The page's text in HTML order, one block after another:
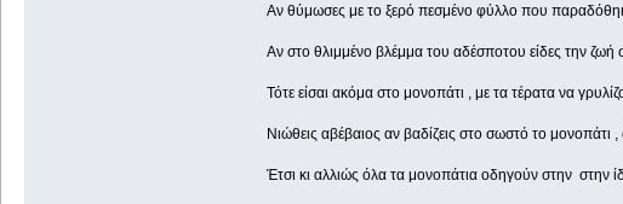
Αν θύμωσες με το ξερό πεσμένο φύλλο που
Αν στο θλιμμένο βλέμμα του αδέσποτου είδες την ζωή
Τότε είσαι ακόμα στο μονοπάτι , με τα τέρατα να
Νιώθεις αβέβαιος αν βαδίζεις στο σωστό το
Έτσι κι αλλιώς όλα τα μονοπάτια οδηγούν στην στην